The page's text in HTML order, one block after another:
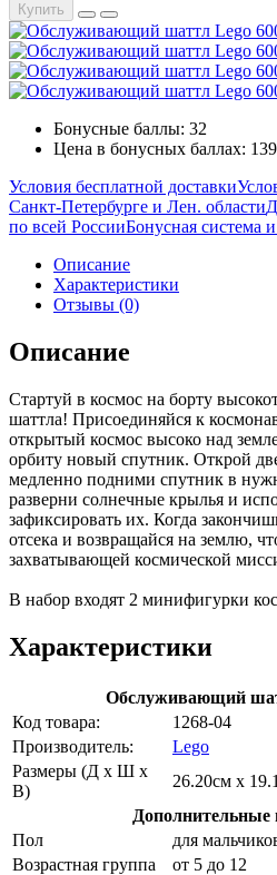
Купить
Бонусные баллы: 32
Цена в бонусных баллах:
Условия бесплатной доставки
Санкт-Петербурге и Лен. области
по всей РоссииБонусная система
Описание
Характеристики
Отзывы (0)
Описание
Стартуй в космос на борту
шаттла! Присоединяйся к
открытый космос высоко над
орбиту новый спутник. Открой
медленно подними спутник в
разверни солнечные крылья и
зафиксировать их. Когда
отсека и возвращайся на землю,
захватывающей космической
В набор входят 2 минифигурки
Характеристики
Обслуживающий
Код товара:
1268-04
Производитель:
Lego
Размеры (Д х Ш х
В)
26.20см x
Дополнительные
Пол
для
Возрастная группа
от 5 до 12